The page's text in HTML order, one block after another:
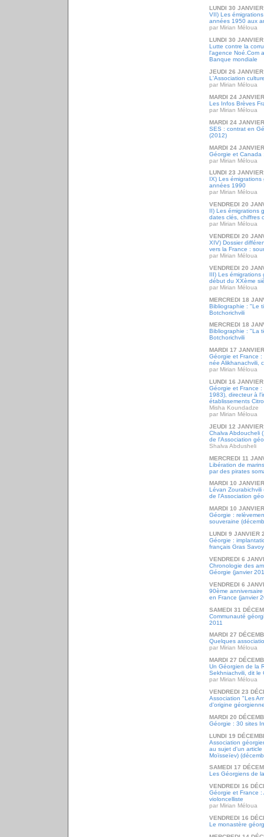
LUNDI 30
VII) Les
années 1950 aux
par Mirian Méloua
LUNDI 30
Lutte contre la
l'agence Noé.Com
Banque mondiale
JEUDI 26
L'Association
par Mirian Méloua
MARDI 24
Les Infos Brèves
par Mirian Méloua
MARDI 24
SES : contrat en
(2012)
MARDI 24
Géorgie et Canada
par Mirian Méloua
LUNDI 23
IX) Les
années 1990
par Mirian Méloua
VENDREDI 20
II) Les émigrations
dates clés, chiffres
par Mirian Méloua
VENDREDI 20
XIV) Dossier
vers la France :
par Mirian Méloua
VENDREDI 20
III) Les émigrations
début du XXème
par Mirian Méloua
MERCREDI 18
Bibliographie : "Le
Botchorichvili
MERCREDI 18
Bibliographie : "La
Botchorichvili
MARDI 17
Géorgie et France :
née Alikhanachvili,
par Mirian Méloua
LUNDI 16
Géorgie et France
1983), directeur à
établissements
Misha Koundadze
par Mirian Méloua
JEUDI 12
Chalva Abdoucheli
de l'Association
Shalva Abdusheli
MERCREDI 11
Libération de
par des pirates
MARDI 10
Lévan
de l'Association
MARDI 10
Géorgie :
souveraine
LUNDI 9 JANVIER
Géorgie :
français Gras
VENDREDI 6
Chronologie des
Géorgie (janvier
VENDREDI 6
90ème
en France (janvier
SAMEDI 31
Communauté
2011
MARDI 27
Quelques
par Mirian Méloua
MARDI 27
Un Géorgien de la
Sekhniachvili, dit le
par Mirian Méloua
VENDREDI 23
Association "Les
d'origine
MARDI 20
Géorgie : 30 sites
LUNDI 19
Association
au sujet d'un
Moïsseïev)
SAMEDI 17
Les Géorgiens de
VENDREDI 16
Géorgie et France :
violoncelliste
par Mirian Méloua
VENDREDI 16
Le monastère